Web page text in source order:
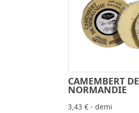
-
CAMEMBERT DE
NORMANDIE
3,43 € - demi